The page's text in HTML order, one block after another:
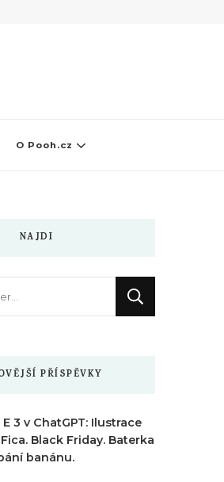
O Pooh.cz
NAJDI
PŘÍSPĚVKY
3 v ChatGPT: Ilustrace
Black Friday. Baterka
banánu.